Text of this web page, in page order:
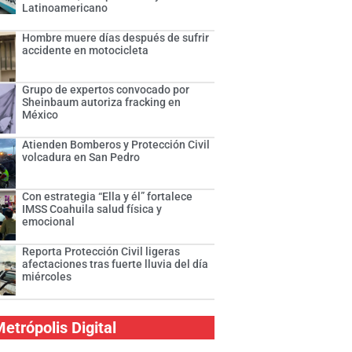
Latinoamericano
Hombre muere días después de sufrir
accidente en motocicleta
Grupo de expertos convocado por
Sheinbaum autoriza fracking en
México
Atienden Bomberos y Protección Civil
volcadura en San Pedro
Con estrategia “Ella y él” fortalece
IMSS Coahuila salud física y
emocional
Reporta Protección Civil ligeras
afectaciones tras fuerte lluvia del día
miércoles
Digital